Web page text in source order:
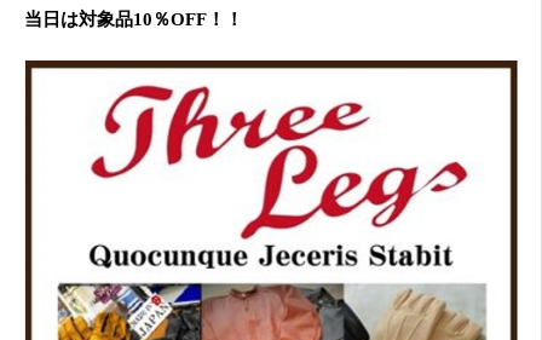
当日は対象品10％OFF！！